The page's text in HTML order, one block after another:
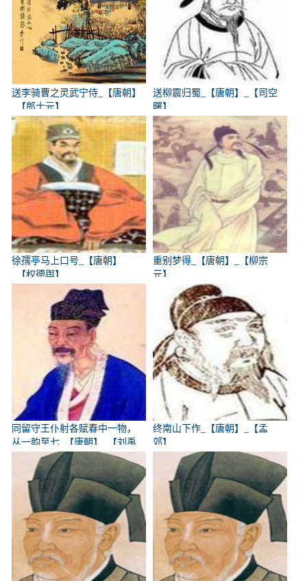
送李骑曹之灵武宁侍_【唐朝】
_【郎士元】
送柳震归蜀_【唐朝】_【司空
曙】
徐孺亭马上口号_【唐朝】
_【权德舆】
重别梦得_【唐朝】_【柳宗
元】
同留守王仆射各赋春中一物，
从一韵至七_【唐朝】_【刘禹
终南山下作_【唐朝】_【孟
郊】